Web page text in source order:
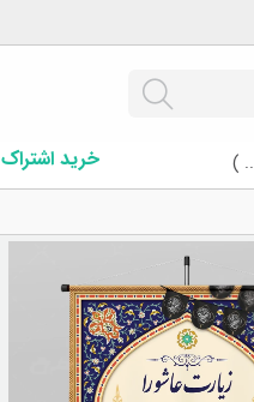
) خرید اشتراک